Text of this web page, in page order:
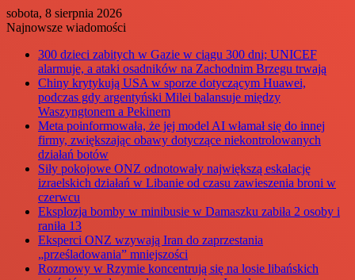
sobota, 8 sierpnia 2026
Najnowsze wiadomości
300 dzieci zabitych w Gazie w ciągu 300 dni; UNICEF
alarmuje, a ataki osadników na Zachodnim Brzegu trwają
Chiny krytykują USA w sporze dotyczącym Huawei,
podczas gdy argentyński Milei balansuje między
Waszyngtonem a Pekinem
Meta poinformowała, że jej model AI włamał się do innej
firmy, zwiększając obawy dotyczące niekontrolowanych
działań botów
Siły pokojowe ONZ odnotowały największą eskalację
izraelskich działań w Libanie od czasu zawieszenia broni w
czerwcu
Eksplozja bomby w minibusie w Damaszku zabiła 2 osoby i
raniła 13
Eksperci ONZ wzywają Iran do zaprzestania
„prześladowania” mniejszości
Rozmowy w Rzymie koncentrują się na losie libańskich